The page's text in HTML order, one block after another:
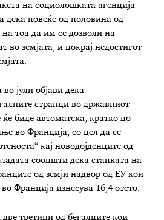
на социолошката агенција
дека повеќе од половина од
на тоа да им се дозволи на
во земјата, и покрај недостигот
јули објави дека
странци во државниот
ќе биде автоматска, кратко по
во Франција, со цел да се
кај новодојденците од
соопшти дека стапката на
од земји надвор од ЕУ кои
во Франција изнесува 16,4 отсто.
третини од бегалците кои